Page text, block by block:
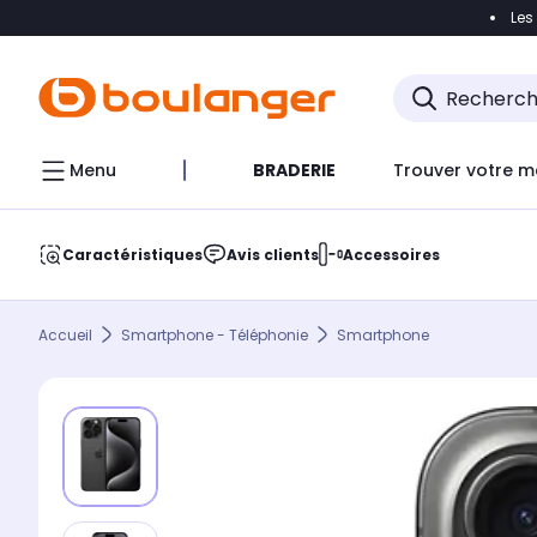
Accéder
Menu BRADERIE Trouver votre
Caractéristiques Avis clients Accessoires
Accueil Smartphone - Téléphonie Smartphone